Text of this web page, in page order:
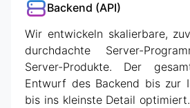
Backend (API)
Wir entwickeln skalierbare,
durchdachte Server-
Server-Produkte. Der
Entwurf des Backend bis zur
bis ins kleinste Detail